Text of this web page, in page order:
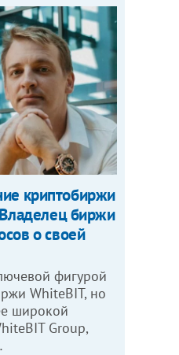
криптобиржи
биржи
о своей
фигурой
WhiteBIT, но
широкой
Group,